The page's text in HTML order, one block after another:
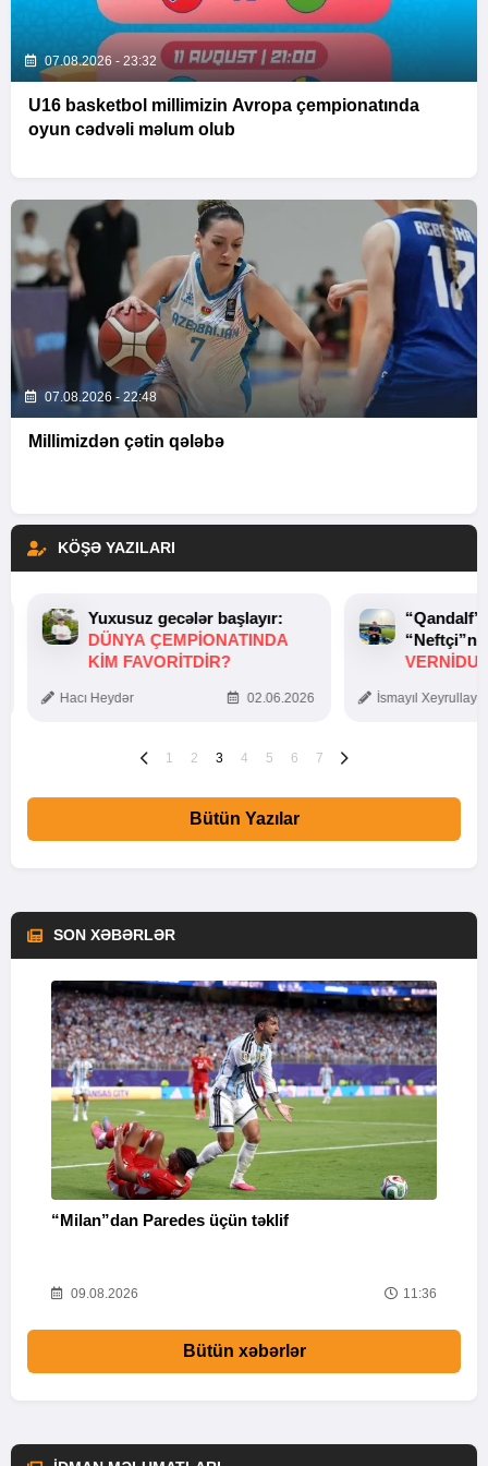
07.08.2026 - 23:32
U16 basketbol millimizin Avropa çempionatında
oyun cədvəli məlum olub
07.08.2026 - 22:48
Millimizdən çətin qələbə
KÖŞƏ YAZILARI
Yuxusuz gecələr başlayır:
DÜNYA ÇEMPIONATINDA
KIM FAVORITDIR?
Hacı Heydər 02.06.2026 İsmayıl
1 2 3 4 5 6 7
Bütün Yazılar
SON XƏBƏRLƏR
“Milan”dan Paredes üçün təklif
09.08.2026 11:36
Bütün xəbərlər